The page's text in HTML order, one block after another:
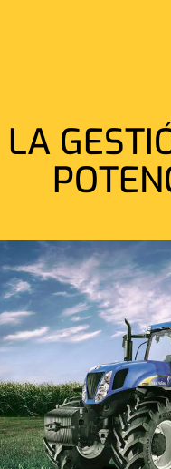
LA